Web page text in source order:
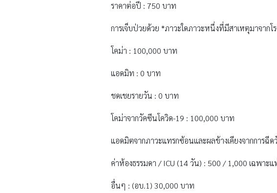
ราคาต่อปี : 750 บาท
การเจ็บป่วยด้วย *ภาวะใดภาวะหนึ่งที่มีสาเหตุมาจาก
โคม่า : 100,000 บาท
แอดมิท : 0 บาท
ชดเชยรายวัน : 0 บาท
โคม่าจากวัคซีนโควิด-19 : 100,000 บาท
แอดมิตจากภาวะแทรกซ้อนและผลข้างเคียงจากการฉี
ค่าห้องธรรมดา / ICU (14 วัน) : 500 / 1,000 เฉพาะ
อื่นๆ : (อบ.1) 30,000 บาท